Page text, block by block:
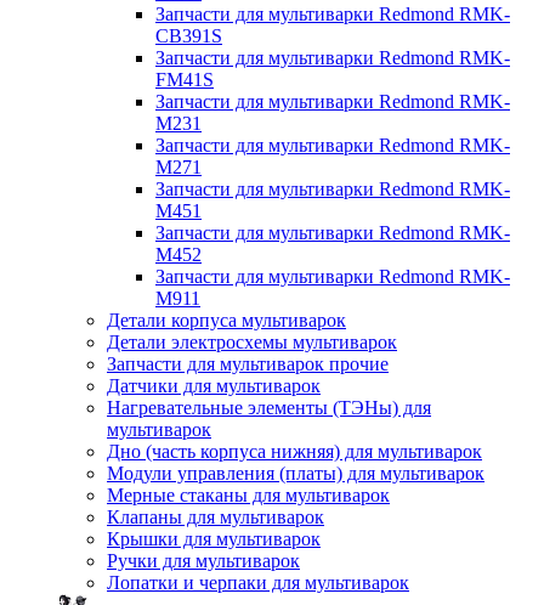
Запчасти для мультиварки Redmond RMK-
CB391S
Запчасти для мультиварки Redmond RMK-
FM41S
Запчасти для мультиварки Redmond RMK-
M231
Запчасти для мультиварки Redmond RMK-
M271
Запчасти для мультиварки Redmond RMK-
M451
Запчасти для мультиварки Redmond RMK-
M452
Запчасти для мультиварки Redmond RMK-
M911
Детали корпуса мультиварок
Детали электросхемы мультиварок
Запчасти для мультиварок прочие
Датчики для мультиварок
Нагревательные элементы (ТЭНы) для
мультиварок
Дно (часть корпуса нижняя) для мультиварок
Модули управления (платы) для мультиварок
Мерные стаканы для мультиварок
Клапаны для мультиварок
Крышки для мультиварок
Ручки для мультиварок
Лопатки и черпаки для мультиварок